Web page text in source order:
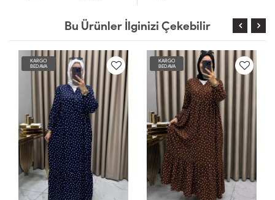
Bu Ürünler İlginizi Çekebilir
KARGO
BEDAVA
KARGO
BEDAVA